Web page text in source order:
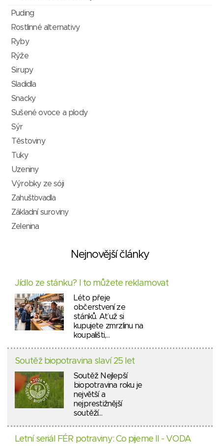
Puding
Rostlinné alternativy
Ryby
Rýže
Sirupy
Sladidla
Snacky
Sušené ovoce a plody
Sýr
Těstoviny
Tuky
Uzeniny
Výrobky ze sóji
Zahušťovadla
Základní suroviny
Zelenina
Nejnovější články
Jídlo ze stánku? I to můžete reklamovat
Léto přeje
občerstvení ze
stánků. Ať už si
kupujete zmrzlinu na
koupališti,…
Soutěž biopotravina slaví 25 let
Soutěž Nejlepší
biopotravina roku je
největší a
nejprestižnější
soutěží…
Letní seriál FÉR potraviny: Co pijeme II - VODA